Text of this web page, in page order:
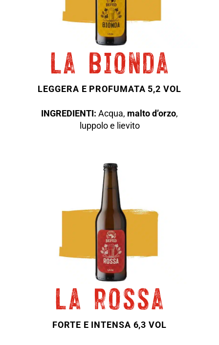
la bionda
LEGGERA E PROFUMATA 5,2 VOL
INGREDIENTI: Acqua, malto d’orzo,
luppolo e lievito
la rossa
FORTE E INTENSA 6,3 VOL